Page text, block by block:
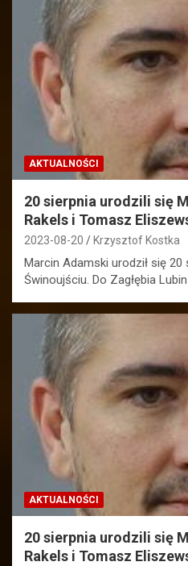
AKTUALNOŚCI
20 sierpnia urodzili się
Rakels i Tomasz
2023-08-20 Krzysztof Kostka
Marcin Adamski urodził się
Świnoujściu. Do Zagłębia
AKTUALNOŚCI
20 sierpnia urodzili się
Rakels i Tomasz